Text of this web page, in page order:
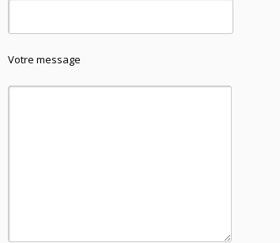
Votre message